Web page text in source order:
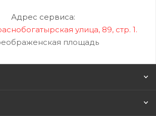
Адрес сервиса:
улица, 89, стр. 1.
площадь